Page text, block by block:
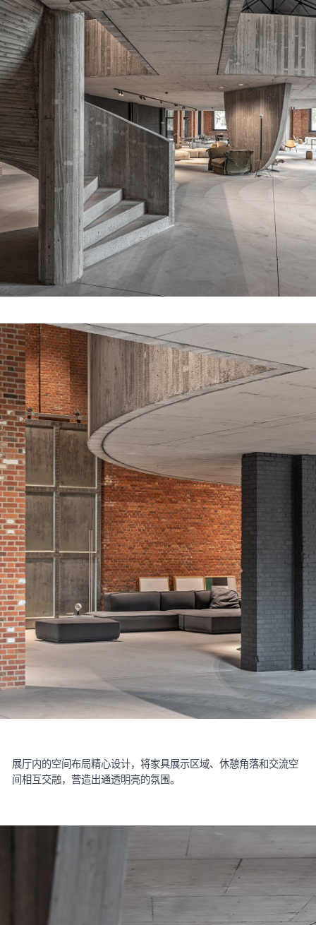
展厅内的空间布局精心设计，将家具展示区域、休憩角落和交流空
间相互交融，营造出通透明亮的氛围。